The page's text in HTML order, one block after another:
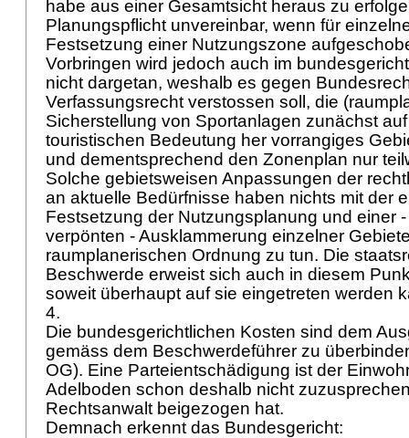
habe aus einer Gesamtsicht heraus zu
Planungspflicht unvereinbar, wenn für
Festsetzung einer Nutzungszone
Vorbringen wird jedoch auch im
nicht dargetan, weshalb es gegen
Verfassungsrecht verstossen soll, die
Sicherstellung von Sportanlagen zunächst
touristischen Bedeutung her vorrangiges
und dementsprechend den Zonenplan nur
Solche gebietsweisen Anpassungen der
an aktuelle Bedürfnisse haben nichts mit der
Festsetzung der Nutzungsplanung und einer
verpönten - Ausklammerung einzelner
raumplanerischen Ordnung zu tun. Die
Beschwerde erweist sich auch in diesem
soweit überhaupt auf sie eingetreten werden
4.
Die bundesgerichtlichen Kosten sind dem
gemäss dem Beschwerdeführer zu
OG). Eine Parteientschädigung ist der
Adelboden schon deshalb nicht
Rechtsanwalt beigezogen hat.
Demnach erkennt das Bundesgericht: